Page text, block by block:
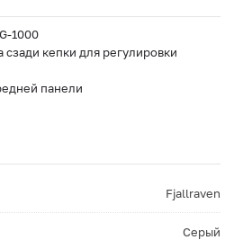
1000
сзади кепки для регулировки
панели
Fjallraven
Серый